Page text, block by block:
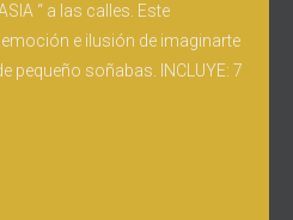
“ a las calles. Este
e ilusión de imaginarte
pequeño soñabas. INCLUYE: 7